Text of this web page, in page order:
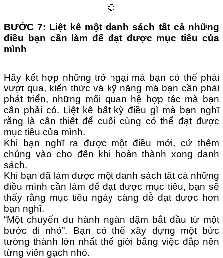
💞
BƯỚC 7: Liệt kê một danh sách tất cả những
điều bạn cần làm để đạt được mục tiêu của
mình
Hãy kết hợp những trở ngại mà bạn có thể phải
vượt qua, kiến thức và kỹ năng mà bạn cần phải
phát triển, những mối quan hệ hợp tác mà bạn
cần phải có. Liệt kê bất kỳ điều gì mà bạn nghĩ
rằng là cần thiết để cuối cùng có thể đạt được
mục tiêu của mình.
Khi bạn nghĩ ra được một điều mới, cứ thêm
chúng vào cho đến khi hoàn thành xong danh
sách.
Khi bạn đã làm được một danh sách tất cả những
điều mình cần làm để đạt được mục tiêu, bạn sẽ
thấy rằng mục tiêu ngày càng dễ đạt được hơn
bạn nghĩ.
“Một chuyến du hành ngàn dặm bắt đầu từ một
bước đi nhỏ”. Bạn có thể xây dựng một bức
tường thành lớn nhất thế giới bằng việc đắp nên
từng viên gạch nhỏ.